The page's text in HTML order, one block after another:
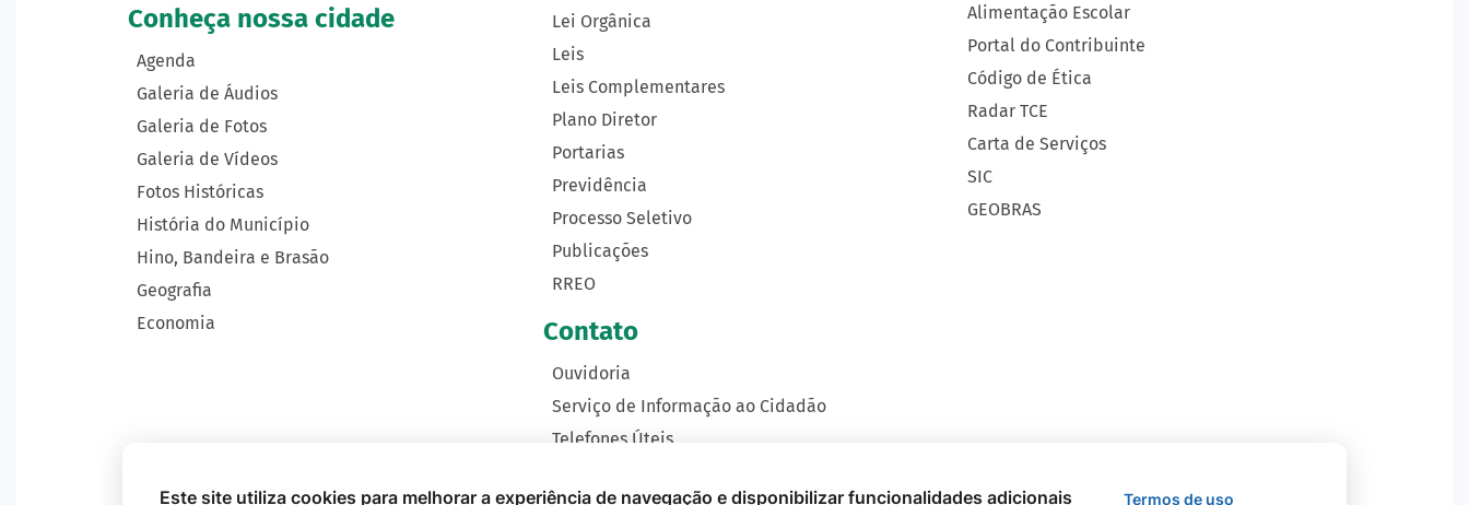
Conheça nossa cidade
Agenda
Galeria de Áudios
Galeria de Fotos
Galeria de Vídeos
Fotos Históricas
História do Município
Hino, Bandeira e Brasão
Geografia
Economia
Lei Orgânica
Leis
Leis Complementares
Plano Diretor
Portarias
Previdência
Processo Seletivo
Publicações
RREO
Contato
Ouvidoria
Serviço de Informação ao Cidadão
Telefones Úteis
Alimentação Escolar
Portal do Contribuinte
Código de Ética
Radar TCE
Carta de Serviços
SIC
GEOBRAS
Este site utiliza cookies para melhorar a experiência de navegação e disponibilizar funcionalidades adicionais Termos de uso